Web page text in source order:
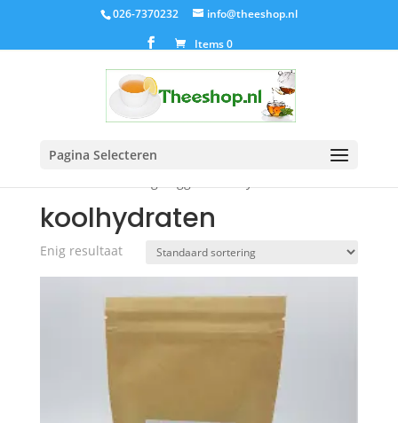
026-7370232
info@theeshop.nl
Items 0
Pagina Selecteren
koolhydraten
Enig resultaat